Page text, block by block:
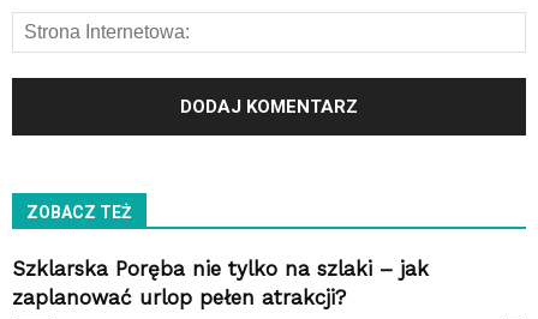
ZOBACZ TEŻ
Szklarska Poręba nie tylko na szlaki – jak
zaplanować urlop pełen atrakcji?